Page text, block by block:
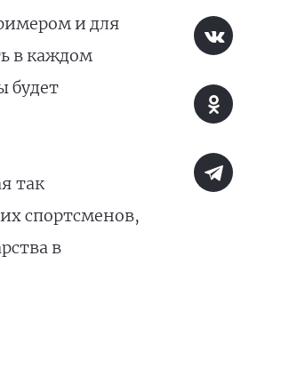
и для
в каждом
будет
так
спортсменов,
в